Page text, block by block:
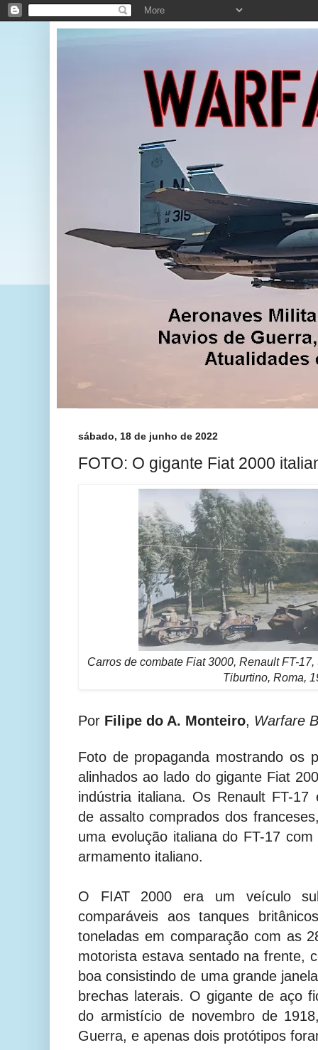
sábado, 18 de junho de 2022
FOTO: O gigante Fiat 2000
Carros de combate Fiat 3000, Renault FT-
Tiburtino, Roma,
Por Filipe do A. Monteiro, Warfare
Foto de propaganda mostrando os
alinhados ao lado do gigante Fiat
indústria italiana. Os Renault FT-
de assalto comprados dos
uma evolução italiana do FT-17
armamento italiano.
O FIAT 2000 era um veículo
comparáveis aos tanques
toneladas em comparação com as
motorista estava sentado na frente,
boa consistindo de uma grande
brechas laterais. O gigante de aço
do armistício de novembro de
Guerra, e apenas dois protótipos